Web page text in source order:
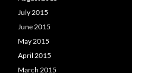
July 2015
June 2015
May 2015
April 2015
March 2015